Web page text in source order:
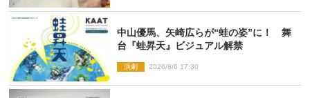
中山優馬、矢崎広らが“蛙の姿”に！ 舞
台『蛙昇天』ビジュアル解禁
演劇 2026/8/6 17:30